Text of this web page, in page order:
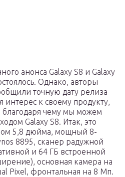
анонса Galaxy S8 и Galaxy
Однако, авторы
точную дату релиза
интерес к своему продукту,
благодаря чему мы можем
Galaxy S8. Итак, это
5,8 дюйма, мощный 8-
8895, сканер радужной
и 64 ГБ встроенной
основная камера на
Pixel, фронтальная на 8 Мп.